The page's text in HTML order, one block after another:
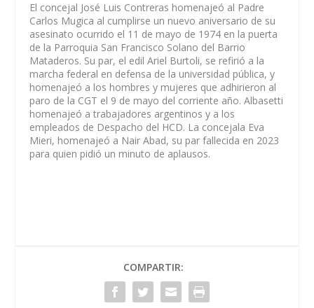
El concejal José Luis Contreras homenajeó al Padre
Carlos Mugica al cumplirse un nuevo aniversario de su
asesinato ocurrido el 11 de mayo de 1974 en la puerta
de la Parroquia San Francisco Solano del Barrio
Mataderos. Su par, el edil Ariel Burtoli, se refirió a la
marcha federal en defensa de la universidad pública, y
homenajeó a los hombres y mujeres que adhirieron al
paro de la CGT el 9 de mayo del corriente año. Albasetti
homenajeó a trabajadores argentinos y a los
empleados de Despacho del HCD. La concejala Eva
Mieri, homenajeó a Nair Abad, su par fallecida en 2023
para quien pidió un minuto de aplausos.
COMPARTIR: